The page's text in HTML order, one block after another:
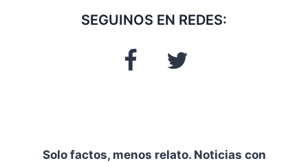
SEGUINOS EN REDES:
Solo factos, menos relato. Noticias con